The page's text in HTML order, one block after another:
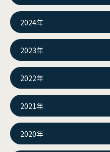
2024年
2023年
2022年
2021年
2020年